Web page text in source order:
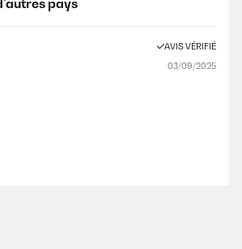
pays
AVIS VÉRIFIÉ
03/09/2025